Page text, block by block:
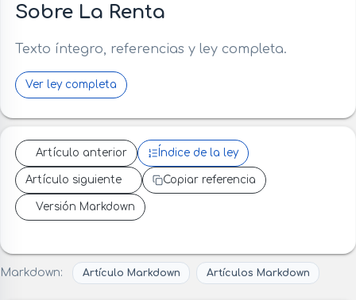
Sobre La Renta
Texto íntegro, referencias y ley completa.
Ver ley completa
Artículo anterior Índice de la ley
Artículo siguiente Copiar referencia
Versión Markdown
Markdown: Artículo Markdown Artículos Markdown